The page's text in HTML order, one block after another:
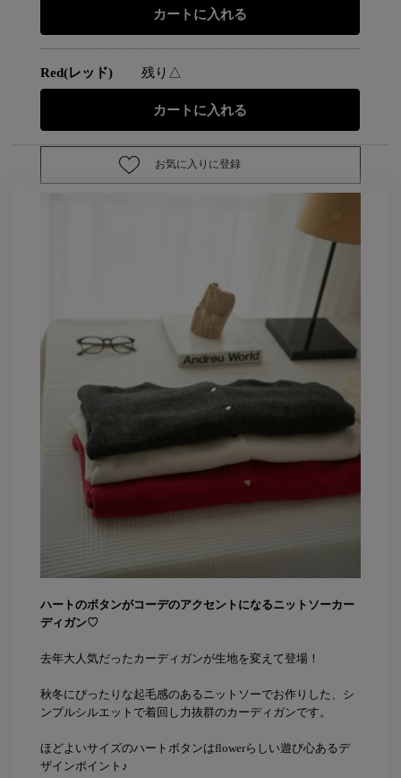
Red(レッド) 残り△
お気に入りに登録
ハートのボタンがコーデのアクセントになるニットソーカー
ディガン♡
去年大人気だったカーディガンが生地を変えて登場！
秋冬にぴったりな起毛感のあるニットソーでお作りした、シ
ンプルシルエットで着回し力抜群のカーディガンです。
ほどよいサイズのハートボタンはflowerらしい遊び心あるデ
ザインポイント♪